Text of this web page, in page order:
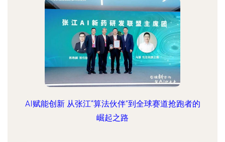
AI赋能创新 从张江“算法伙伴”到全球赛道抢跑者的
崛起之路